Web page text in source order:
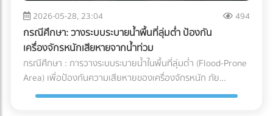
และการบริหารจัดการ Supply Chain สำหรับองค์กรและโรงงานผู้
ผลิต การทำความเข้าใจระบบ Cold Chain Logistics และการ
เลือกพาร์ทเนอร์ผู้นำเข้าที่มีมาตรฐานการควบคุมอุณหภูมิที่
รัดกุมและสามารถตรวจสอบย้อนกลับได้ (Traceability) จึงเป็น
กลยุทธ์สำคัญที่จะช่วยปกป้องคุณภาพของสินค้า รักษากำไร และ
สร้างความไว้วางใจให้กับผู้บริโภคได้อย่างยั่งยืน
ระบายอากาศที่ดีเนื่องจากมีความร้อนสูง และต้องติดตั้งระบบตัด
ไฟฉุกเฉิน ตรวจสอบระบบเซนเซอร์กันชน (Safety Laser
Scanner): ก่อนปล่อยรถวิ่งจริง ต้องทดสอบระบบตรวจจับสิ่ง
กีดขวางของรถ AGV ว่าสามารถเบรกหรือชะลอความเร็วได้ทัน
ท่วงทีเมื่อมีพนักงานเดินตัดหน้าตาม มาตรฐานความปลอดภัย
AGV ISO 3691-4 กำลังมองหาผู้เชี่ยวชาญด้านระบบ AGV หรือ
อยากเปลี่ยนคลังสินค้าเป็น Smart Warehouse? ค้นหาและ
2026-05-28, 23:04 494
กรณีศึกษา: วางระบบระบายน้ำพื้นที่ลุ่มต่ำ ป้องกัน
เครื่องจักรหนักเสียหายจากน้ำท่วม
กรณีศึกษา : การวางระบบระบายน้ำในพื้นที่ลุ่มต่ำ (Flood-Prone
Area) เพื่อป้องกันความเสียหายของเครื่องจักรหนัก ภัย
ธรรมชาติและฝนตกหนัก เป็นฝันร้ายของผู้รับเหมาและเจ้าของ